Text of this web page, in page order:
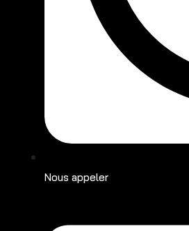
Nous appeler